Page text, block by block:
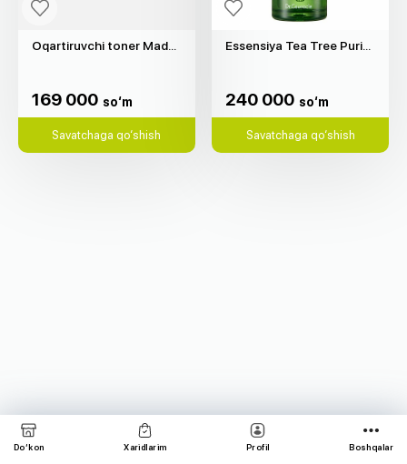
Oqartiruvchi toner Madagascar Centella "SKIN1004" (210ml)
169 000 so‘m
Savatchaga qo‘shish
240 000 so‘m
Savatchaga qo‘shish
Do‘kon Xaridlarim Profil Boshqalar